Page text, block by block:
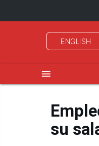
ENGLISH
menu
su